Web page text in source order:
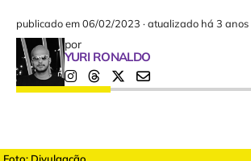
publicado em06/02/2023 ·atualizado há 3 anos
por
YURI RONALDO